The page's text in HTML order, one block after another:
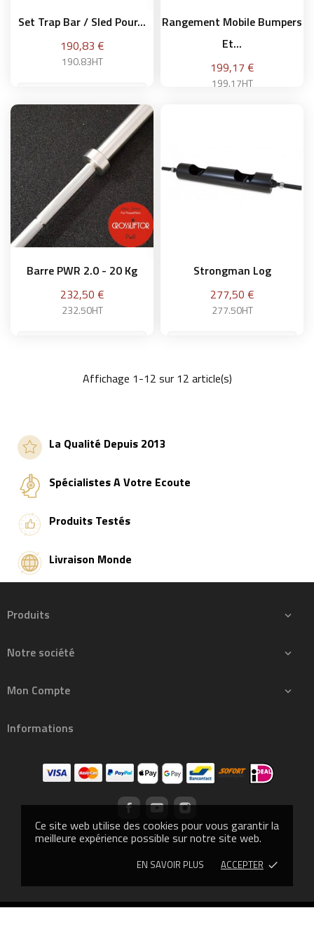
Ce site web utilise des cookies pour vous garantir la
meilleure expérience possible sur notre site web.
EN SAVOIR PLUS ACCEPTER done
Set Trap Bar / Sled Pour...
Prix
190,83 €
190.83HT
Ajouter au panier
Rangement Mobile Bumpers
Et...
Prix
199,17 €
199.17HT
Barre PWR 2.0 - 20 Kg
Prix
232,50 €
232.50HT
Ajouter au panier
Strongman Log
Prix
277,50 €
277.50HT
Ajouter au panier
Affichage 1-12 sur 12 article(s)
La Qualité Depuis 2013
Spécialistes A Votre Ecoute
Produits Testés
Livraison Monde
Produits 
Notre société 
Mon Compte 
Informations